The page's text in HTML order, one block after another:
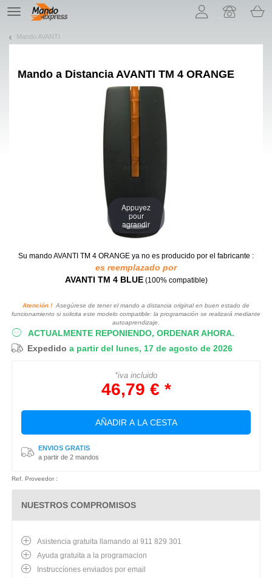
TE
navigation
Mando AVANTI
Mando a Distancia AVANTI TM 4 ORANGE
Appuyez
pour
agrandir
Su mando AVANTI TM 4 ORANGE ya no es producido por el fabricante :
es reemplazado por
AVANTI TM 4 BLUE (100% compatible)
Atención ! Asegúrese de tener el mando a distancia original en buen estado de
funcionamiento si solicita este modelo compatible: la programación se realizará mediante
autoaprendizaje.
ACTUALMENTE REPONIENDO, ORDENAR AHORA.
Expedido a partir del lunes, 17 de agosto de 2026
*iva incluido
46,79 € *
AÑADIR A LA CESTA
ENVIOS GRATIS
a partir de 2 mandos
Ref. Proveedor :
NUESTROS COMPROMISOS
Asistencia gratuita llamando al 911 829 301
Ayuda gratuita a la programacion
Instruccíones enviados por email
¡Permítenos presentarte nuestras cookies!